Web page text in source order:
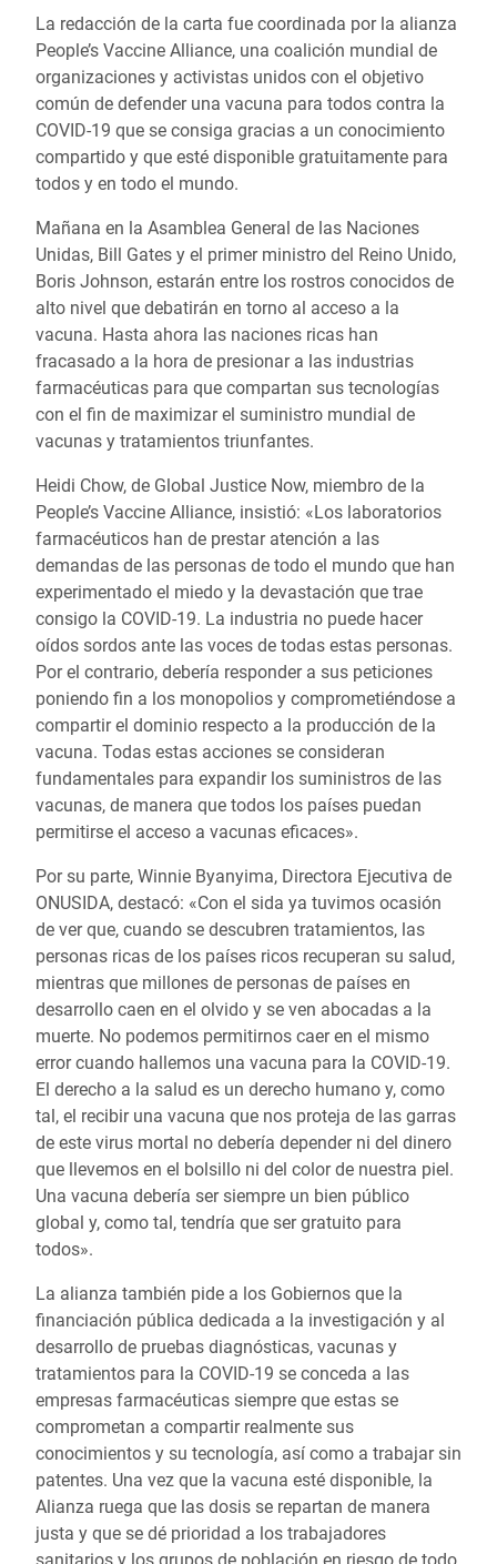
La redacción de la carta fue coordinada por la alianza
People’s Vaccine Alliance, una coalición mundial de
organizaciones y activistas unidos con el objetivo
común de defender una vacuna para todos contra la
COVID-19 que se consiga gracias a un conocimiento
compartido y que esté disponible gratuitamente para
todos y en todo el mundo.
Mañana en la Asamblea General de las Naciones
Unidas, Bill Gates y el primer ministro del Reino Unido,
Boris Johnson, estarán entre los rostros conocidos de
alto nivel que debatirán en torno al acceso a la
vacuna. Hasta ahora las naciones ricas han
fracasado a la hora de presionar a las industrias
farmacéuticas para que compartan sus tecnologías
con el fin de maximizar el suministro mundial de
vacunas y tratamientos triunfantes.
Heidi Chow, de Global Justice Now, miembro de la
People’s Vaccine Alliance, insistió: «Los laboratorios
farmacéuticos han de prestar atención a las
demandas de las personas de todo el mundo que han
experimentado el miedo y la devastación que trae
consigo la COVID-19. La industria no puede hacer
oídos sordos ante las voces de todas estas personas.
Por el contrario, debería responder a sus peticiones
poniendo fin a los monopolios y comprometiéndose a
compartir el dominio respecto a la producción de la
vacuna. Todas estas acciones se consideran
fundamentales para expandir los suministros de las
vacunas, de manera que todos los países puedan
permitirse el acceso a vacunas eficaces».
Por su parte, Winnie Byanyima, Directora Ejecutiva de
ONUSIDA, destacó: «Con el sida ya tuvimos ocasión
de ver que, cuando se descubren tratamientos, las
personas ricas de los países ricos recuperan su salud,
mientras que millones de personas de países en
desarrollo caen en el olvido y se ven abocadas a la
muerte. No podemos permitirnos caer en el mismo
error cuando hallemos una vacuna para la COVID-19.
El derecho a la salud es un derecho humano y, como
tal, el recibir una vacuna que nos proteja de las garras
de este virus mortal no debería depender ni del dinero
que llevemos en el bolsillo ni del color de nuestra piel.
Una vacuna debería ser siempre un bien público
global y, como tal, tendría que ser gratuito para
todos».
La alianza también pide a los Gobiernos que la
financiación pública dedicada a la investigación y al
desarrollo de pruebas diagnósticas, vacunas y
tratamientos para la COVID-19 se conceda a las
empresas farmacéuticas siempre que estas se
comprometan a compartir realmente sus
conocimientos y su tecnología, así como a trabajar sin
patentes. Una vez que la vacuna esté disponible, la
Alianza ruega que las dosis se repartan de manera
justa y que se dé prioridad a los trabajadores